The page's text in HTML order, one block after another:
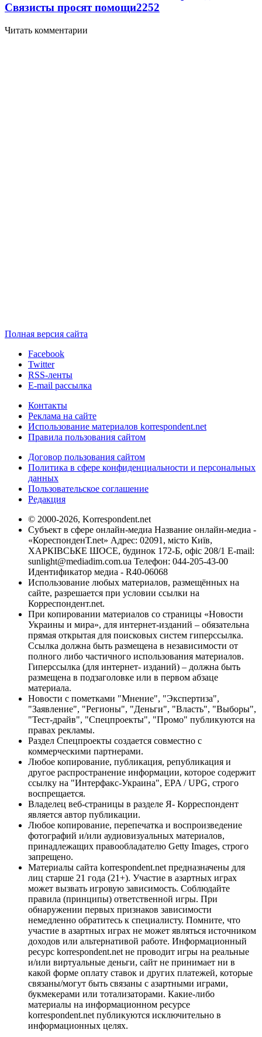
Связисты просят помощи2252
Читать комментарии
Полная версия сайта
Facebook
Twitter
RSS-ленты
E-mail рассылка
Контакты
Реклама на сайте
Использование материалов korrespondent.net
Правила пользования сайтом
Договор пользования сайтом
Политика в сфере конфиденциальности и персональных
данных
Пользовательское соглашение
Редакция
© 2000-2026, Korrespondent.net
Субъект в сфере онлайн-медиа Название онлайн-медиа -
«КореспонденТ.net» Адрес: 02091, місто Київ,
ХАРКІВСЬКЕ ШОСЕ, будинок 172-Б, офіс 208/1 E-mail:
sunlight@mediadim.com.ua Телефон: 044-205-43-00
Идентификатор медиа - R40-06068
Использование любых материалов, размещённых на
сайте, разрешается при условии ссылки на
Корреспондент.net.
При копировании материалов со страницы «Новости
Украины и мира», для интернет-изданий – обязательна
прямая открытая для поисковых систем гиперссылка.
Ссылка должна быть размещена в независимости от
полного либо частичного использования материалов.
Гиперссылка (для интернет- изданий) – должна быть
размещена в подзаголовке или в первом абзаце
материала.
Новости с пометками "Мнение", "Экспертиза",
"Заявление", "Регионы", "Деньги", "Власть", "Выборы",
"Тест-драйв", "Спецпроекты", "Промо" публикуются на
правах рекламы.
Раздел Спецпроекты создается совместно с
коммерческими партнерами.
Любое копирование, публикация, републикация и
другое распространение информации, которое содержит
ссылку на "Интерфакс-Украина", EPA / UPG, строго
воспрещается.
Владелец веб-страницы в разделе Я- Корреспондент
является автор публикации.
Любое копирование, перепечатка и воспроизведение
фотографий и/или аудиовизуальных материалов,
принадлежащих правообладателю Getty Images, строго
запрещено.
Материалы сайта korrespondent.net предназначены для
лиц старше 21 года (21+). Участие в азартных играх
может вызвать игровую зависимость. Соблюдайте
правила (принципы) ответственной игры. При
обнаружении первых признаков зависимости
немедленно обратитесь к специалисту. Помните, что
участие в азартных играх не может являться источником
доходов или альтернативой работе. Информационный
ресурс korrespondent.net не проводит игры на реальные
и/или виртуальные деньги, сайт не принимает ни в
какой форме оплату ставок и других платежей, которые
связаны/могут быть связаны с азартными играми,
букмекерами или тотализаторами. Какие-либо
материалы на информационном ресурсе
korrespondent.net публикуются исключительно в
информационных целях.